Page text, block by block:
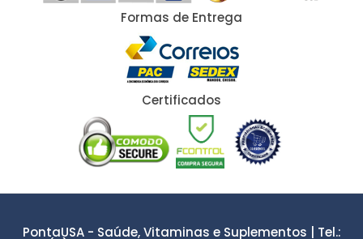
Formas de Entrega
Certificados
PontaUSA - Saúde, Vitaminas e Suplementos | Tel.: